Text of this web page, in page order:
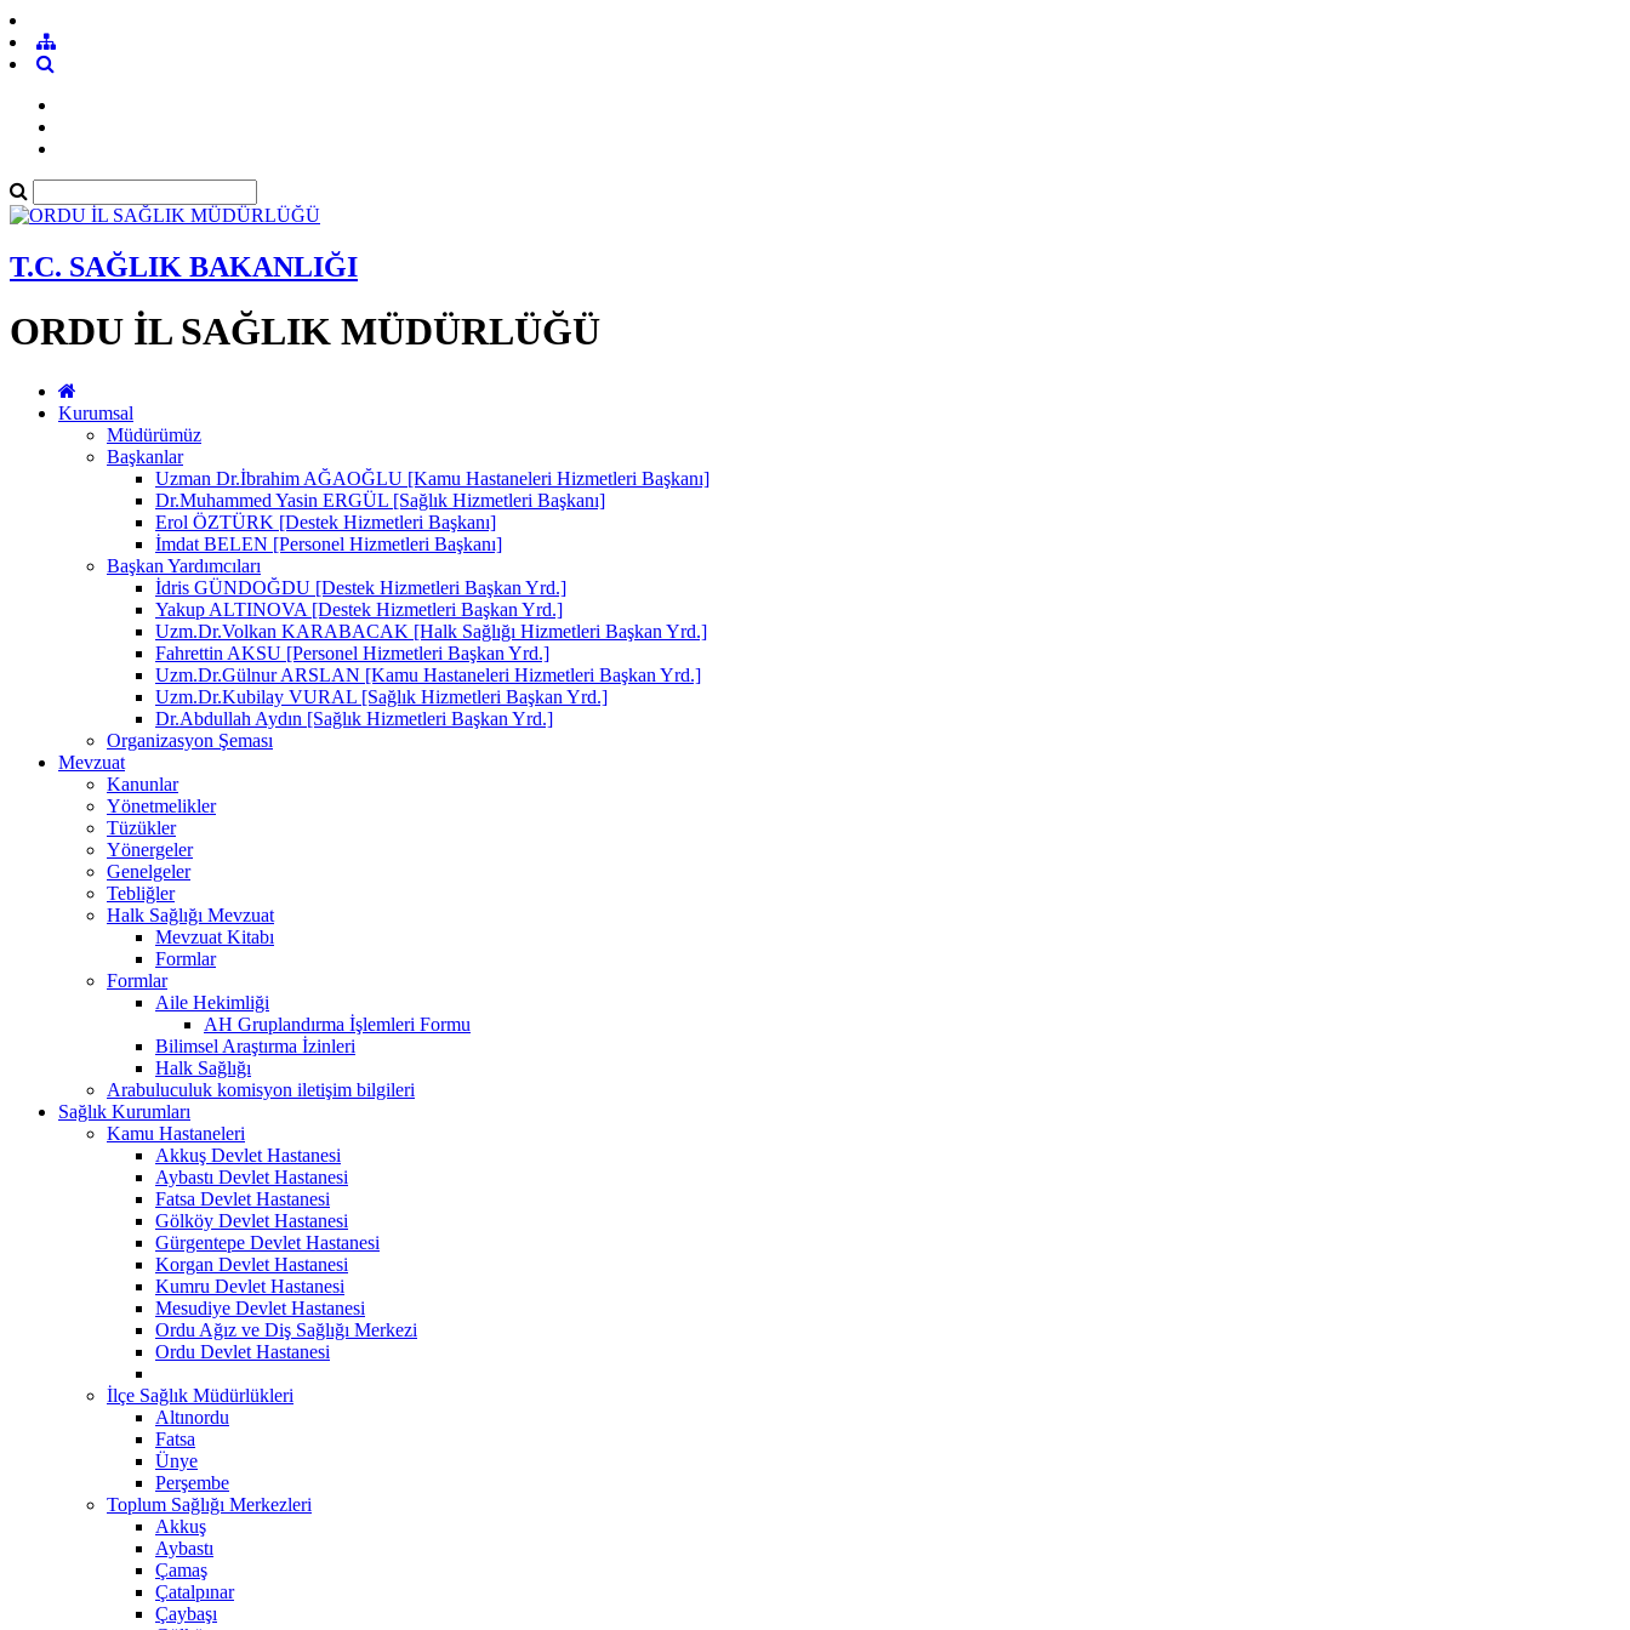
T.C. SAĞLIK BAKANLIĞI
ORDU İL SAĞLIK MÜDÜRLÜĞÜ
Kurumsal
Müdürümüz
Başkanlar
Uzman Dr.İbrahim AĞAOĞLU [Kamu Hastaneleri Hizmetleri Başkanı]
Dr.Muhammed Yasin ERGÜL [Sağlık Hizmetleri Başkanı]
Erol ÖZTÜRK [Destek Hizmetleri Başkanı]
İmdat BELEN [Personel Hizmetleri Başkanı]
Başkan Yardımcıları
İdris GÜNDOĞDU [Destek Hizmetleri Başkan Yrd.]
Yakup ALTINOVA [Destek Hizmetleri Başkan Yrd.]
Uzm.Dr.Volkan KARABACAK [Halk Sağlığı Hizmetleri Başkan Yrd.]
Fahrettin AKSU [Personel Hizmetleri Başkan Yrd.]
Uzm.Dr.Gülnur ARSLAN [Kamu Hastaneleri Hizmetleri Başkan Yrd.]
Uzm.Dr.Kubilay VURAL [Sağlık Hizmetleri Başkan Yrd.]
Dr.Abdullah Aydın [Sağlık Hizmetleri Başkan Yrd.]
Organizasyon Şeması
Mevzuat
Kanunlar
Yönetmelikler
Tüzükler
Yönergeler
Genelgeler
Tebliğler
Halk Sağlığı Mevzuat
Mevzuat Kitabı
Formlar
Formlar
Aile Hekimliği
AH Gruplandırma İşlemleri Formu
Bilimsel Araştırma İzinleri
Halk Sağlığı
Arabuluculuk komisyon iletişim bilgileri
Sağlık Kurumları
Kamu Hastaneleri
Akkuş Devlet Hastanesi
Aybastı Devlet Hastanesi
Fatsa Devlet Hastanesi
Gölköy Devlet Hastanesi
Gürgentepe Devlet Hastanesi
Korgan Devlet Hastanesi
Kumru Devlet Hastanesi
Mesudiye Devlet Hastanesi
Ordu Ağız ve Diş Sağlığı Merkezi
Ordu Devlet Hastanesi
İlçe Sağlık Müdürlükleri
Altınordu
Fatsa
Ünye
Perşembe
Toplum Sağlığı Merkezleri
Akkuş
Aybastı
Çamaş
Çatalpınar
Çaybaşı